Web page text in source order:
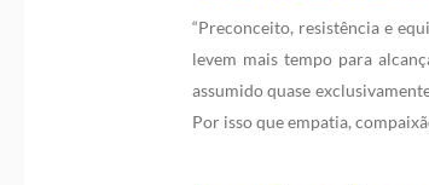
“Preconceito, resistência e
levem mais tempo para
assumido quase
Por isso que empatia,